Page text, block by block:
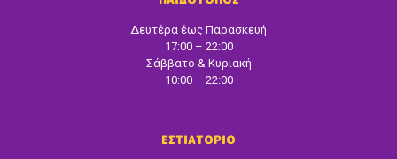
Δευτέρα έως Παρασκευή
17:00 – 22:00
Σάββατο & Κυριακή
10:00 – 22:00
ΕΣΤΙΑΤΟΡΙΟ